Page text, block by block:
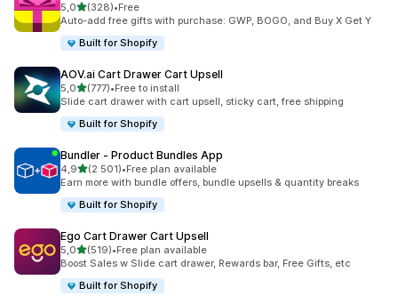
5,0/ 5 tähteä
(328)
328 arvostelua yhteensä
•Free
Auto-add free gifts with purchase: GWP, BOGO, and Buy X Get Y
Built for Shopify
AOV.ai Cart Drawer Cart Upsell
5,0/ 5 tähteä
(777)
777 arvostelua yhteensä
•Free to install
Slide cart drawer with cart upsell, sticky cart, free shipping
Built for Shopify
Bundler ‑ Product Bundles App
4,9/ 5 tähteä
(2 501)
2501 arvostelua yhteensä
•Free plan available
Earn more with bundle offers, bundle upsells & quantity breaks
Built for Shopify
Ego Cart Drawer Cart Upsell
5,0/ 5 tähteä
(519)
519 arvostelua yhteensä
•Free plan available
Boost Sales w Slide cart drawer, Rewards bar, Free Gifts, etc
Built for Shopify